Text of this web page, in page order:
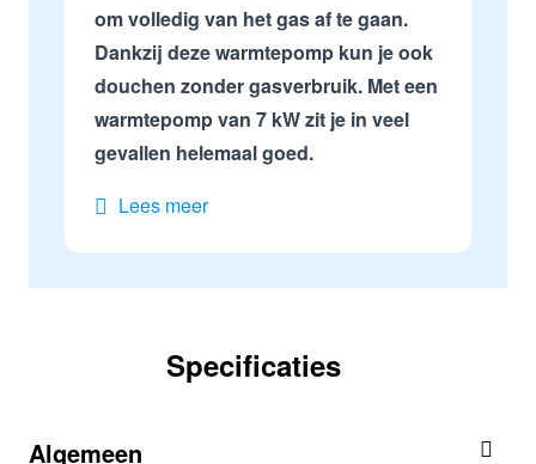
om volledig van het gas af te gaan.
Dankzij deze warmtepomp kun je ook
douchen zonder gasverbruik. Met een
warmtepomp van 7 kW zit je in veel
gevallen helemaal goed.
Lees meer
Specificaties
Algemeen